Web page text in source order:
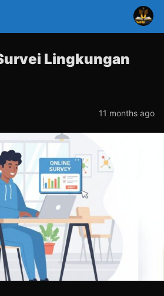
Lingkungan
11 months ago